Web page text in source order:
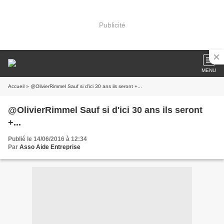
Publicité
MENU
Accueil » @OlivierRimmel Sauf si d'ici 30 ans ils seront +...
@OlivierRimmel Sauf si d'ici 30 ans ils seront
+...
Publié le 14/06/2016 à 12:34
Par Asso Aide Entreprise